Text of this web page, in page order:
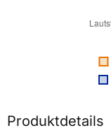
Produktdetails